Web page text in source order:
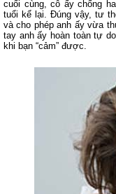
cuối cùng, cô ấy chống
tuổi kể lại. Đúng vậy, tư
và cho phép anh ấy vừa
tay anh ấy hoàn toàn tự
khi bạn “cảm” được.